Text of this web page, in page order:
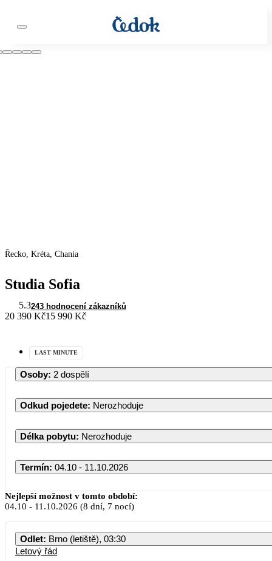
Řecko, Kréta, Chania
Studia Sofia
5.3243 hodnocení zákazníků
20 390 Kč15 990 Kč
LAST MINUTE
Osoby: 2 dospělí
Odkud pojedete: Nerozhoduje
Délka pobytu: Nerozhoduje
Termín: 04.10 - 11.10.2026
Říjen 2026
PO ÚT ST ČT PÁ SO NE
Nejlepší možnost v tomto období:
04.10 - 11.10.2026 (8 dní, 7 nocí)
Odlet: Brno (letiště), 03:30
Letový řád